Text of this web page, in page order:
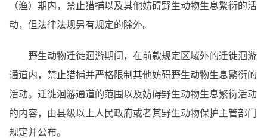
（渔）期内，禁止猎捕以及其他妨碍野生动物生息繁衍的活
动，但法律法规另有规定的除外。
野生动物迁徙洄游期间，在前款规定区域外的迁徙洄游
通道内，禁止猎捕并严格限制其他妨碍野生动物生息繁衍的
活动。迁徙洄游通道的范围以及妨碍野生动物生息繁衍活动
的内容，由县级以上人民政府或者其野生动物保护主管部门
规定并公布。